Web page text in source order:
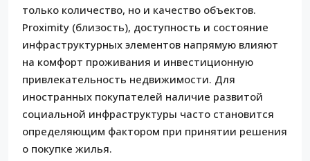
только количество, но и качество объектов.
Proximity (близость), доступность и состояние
инфраструктурных элементов напрямую влияют
на комфорт проживания и инвестиционную
привлекательность недвижимости. Для
иностранных покупателей наличие развитой
социальной инфраструктуры часто становится
определяющим фактором при принятии решения
о покупке жилья.